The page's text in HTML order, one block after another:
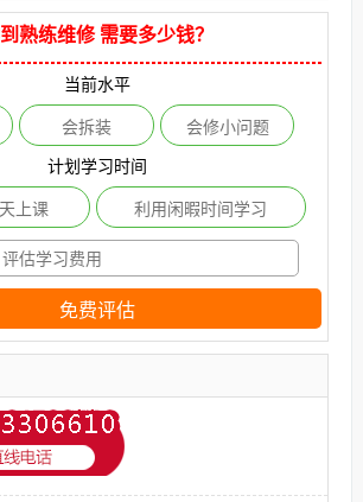
熟练维修 需要多少钱？
当前水平
会拆装
会修小问题
计划学习时间
上课
利用闲暇时间学习
免费评估